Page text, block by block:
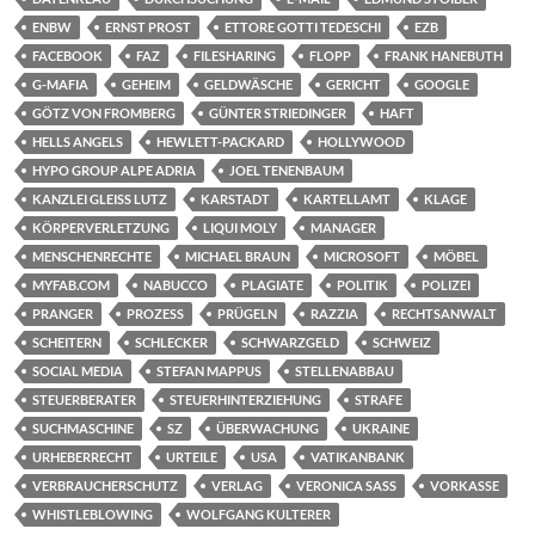
ENBW
ERNST PROST ETTORE GOTTI TEDESCHI
EZB
FACEBOOK
FAZ FILESHARING FLOPP
FRANK HANEBUTH
G-MAFIA
GEHEIM GELDWÄSCHE GERICHT
GOOGLE
GÖTZ VON FROMBERG
GÜNTER STRIEDINGER
HAFT
HELLS ANGELS
HEWLETT-PACKARD
HOLLYWOOD
HYPO GROUP ALPE ADRIA
JOEL TENENBAUM
KANZLEI GLEISS LUTZ
KARSTADT KARTELLAMT
KLAGE
KÖRPERVERLETZUNG
LIQUI MOLY
MANAGER
MENSCHENRECHTE
MICHAEL BRAUN MICROSOFT
MÖBEL
MYFAB.COM
NABUCCO PLAGIATE POLITIK
POLIZEI
PRANGER
PROZESS PRÜGELN RAZZIA
RECHTSANWALT
SCHEITERN
SCHLECKER SCHWARZGELD
SCHWEIZ
SOCIAL MEDIA
STEFAN MAPPUS
STELLENABBAU
STEUERBERATER
STEUERHINTERZIEHUNG
STRAFE
SUCHMASCHINE
SZ ÜBERWACHUNG
UKRAINE
URHEBERRECHT
URTEILE USA
VATIKANBANK
VERBRAUCHERSCHUTZ
VERLAG VERONICA SASS
VORKASSE
WHISTLEBLOWING
WOLFGANG KULTERER